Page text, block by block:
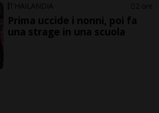
THAILANDIA 2 ore
Prima uccide i nonni, poi fa
una strage in una scuola